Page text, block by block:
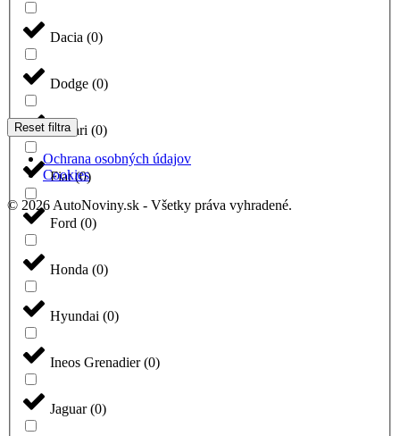
Dacia (0)
Dodge (0)
Ferrari (0)
Fiat(0)
Ford (0)
Honda (0)
Hyundai (0)
Ineos Grenadier(0)
Jaguar(0)
Reset filtra
Ochrana osobných údajov
Cookies
© 2026 AutoNoviny.sk - Všetky práva vyhradené.